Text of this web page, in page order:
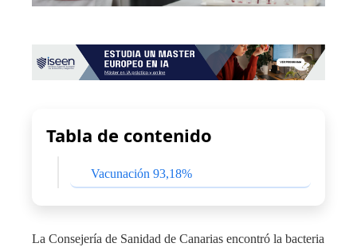
Tabla de contenido
Vacunación 93,18%
La Consejería de Sanidad de Canarias encontró la bacteria